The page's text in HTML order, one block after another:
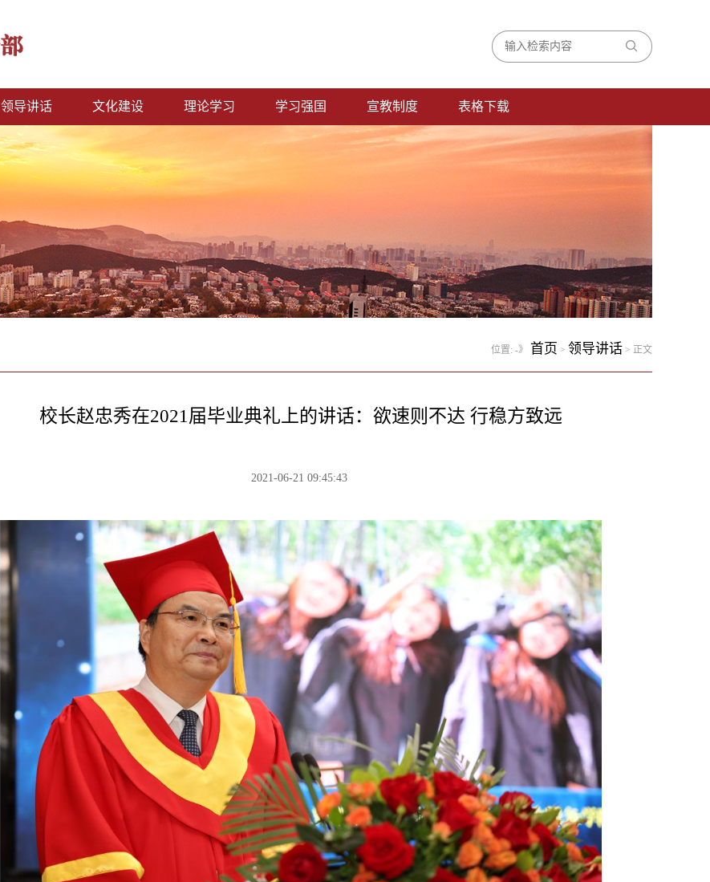
领导讲话 文化建设 理论学习 学习强国 宣教制度 表格下载
位置: -》 首页 > 领导讲话 > 正文
校长赵忠秀在2021届毕业典礼上的讲话：欲速则不达 行稳方致远
2021-06-21 09:45:43